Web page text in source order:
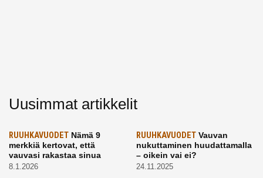
Uusimmat artikkelit
RUUHKAVUODET Nämä 9
merkkiä kertovat, että
vauvasi rakastaa sinua
8.1.2026
RUUHKAVUODETVauvan
nukuttaminen huudattamalla
– oikein vai ei?
24.11.2025